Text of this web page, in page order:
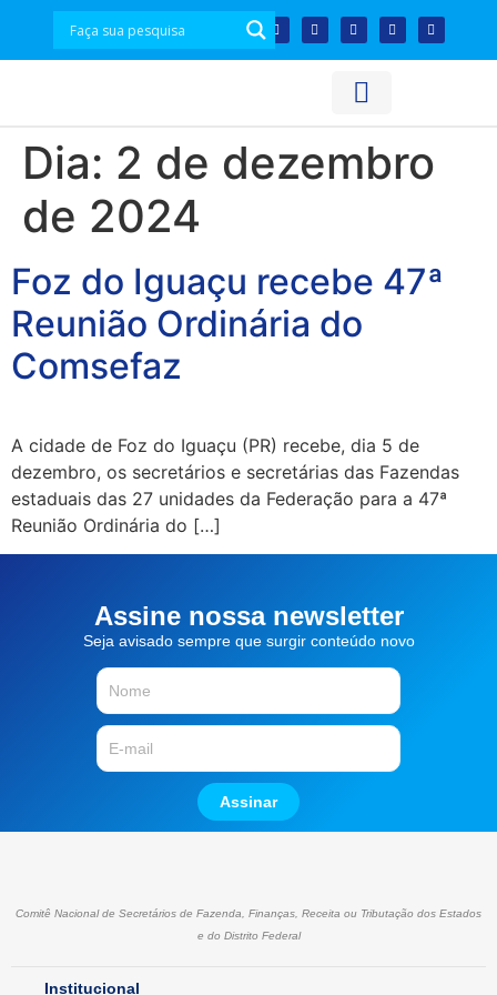
Dia: 2 de dezembro
de 2024
Foz do Iguaçu recebe 47ª
Reunião Ordinária do
Comsefaz
A cidade de Foz do Iguaçu (PR) recebe, dia 5 de
dezembro, os secretários e secretárias das Fazendas
estaduais das 27 unidades da Federação para a 47ª
Reunião Ordinária do […]
Assine nossa newsletter
Seja avisado sempre que surgir conteúdo novo
Assinar
Comitê Nacional de Secretários de Fazenda, Finanças, Receita ou Tributação dos Estados
e do Distrito Federal
Institucional